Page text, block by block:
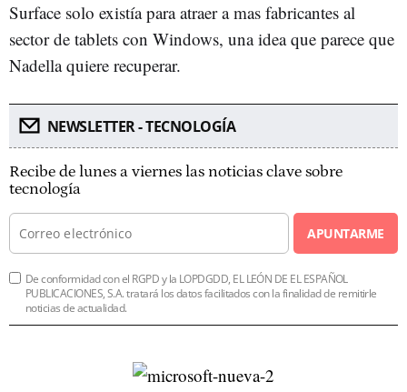
Surface solo existía para atraer a mas fabricantes al
sector de tablets con Windows, una idea que parece que
Nadella quiere recuperar.
NEWSLETTER - TECNOLOGÍA
Recibe de lunes a viernes las noticias clave sobre
tecnología
APUNTARME
De conformidad con el RGPD y la LOPDGDD, EL LEÓN DE EL ESPAÑOL
PUBLICACIONES, S.A. tratará los datos facilitados con la finalidad de remitirle
noticias de actualidad.